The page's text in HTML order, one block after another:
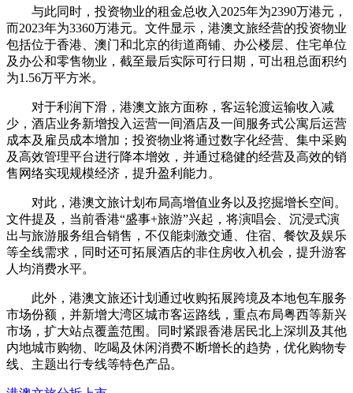
与此同时，投资物业的租金总收入2025年为2390万港元，
而2023年为3360万港元。文件显示，港澳文旅经营的投资物业
包括位于香港、澳门和北京的街道商铺、办公楼层、住宅单位
及办公和零售物业，截至最后实际可行日期，可出租总面积约
为1.56万平方米。
对于利润下滑，港澳文旅方面称，客运轮渡运输收入减
少，酒店业务新增投入运营一间酒店及一间服务式公寓后运营
成本及雇员成本增加；投资物业将通过数字化经营、集中采购
及高效管理平台进行降本增效，并通过稳健的经营及高效的销
售网络实现规模经济，提升盈利能力。
对此，港澳文旅计划布局高增值业务以及挖掘增长空间。
文件提及，当前香港“盛事+旅游”兴起，将演唱会、沉浸式演
出与旅游服务组合销售，不仅能刺激交通、住宿、餐饮及娱乐
等全线需求，同时还可拓展酒店的非住房收入机会，提升游客
人均消费水平。
此外，港澳文旅还计划通过收购拓展跨境及本地包车服务
市场份额，并新增大湾区城市客运路线，重点布局粤西等新兴
市场，扩大站点覆盖范围。同时紧跟香港居民北上深圳及其他
内地城市购物、吃喝及休闲消费不断增长的趋势，优化购物专
线、主题出行专线等特色产品。